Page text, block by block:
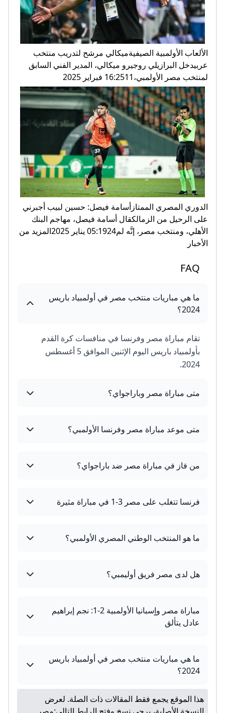
الألعاب الأولمبية الصيفيةميكالي مرشح لتدريب منتخب
عربيدخل البرازيلي روجيرو ميكالي، المدير الفني السابق
لمنتخب مصر الأولمبي،16:2511 فبراير 2025
الدوري المصري الممتازأسامة فيصل: حسين لبيب أجبرني
على الرحيل من الزمالكقال أسامة فيصل، مهاجم البنك
الأهلي، ومنتخب مصر، إنَّه لم05:1924 يناير 2025المزيد من
الأخبار
FAQ
ما هي مباريات منتخب مصر في أولمبياد باريس
2024؟
تقام مباراة مصر وفرنسا في منافسات كرة القدم
بأولمبياد باريس اليوم الإثنين الموافق 5 أغسطس
2024.
متى مباراة مصر وباراجواي؟
متى موعد مباراة مصر وفرنسا الأولمبي؟
من فاز في مباراة مصر ضد باراجواي؟
فرنسا تتغلب على مصر 3-1 في مباراة مثيرة
ما هو المنتخب الوطني المصري الأولمبي؟
هل لدى مصر فريق أوليمبي؟
مباراة مصر واٍسبانيا الأولمبية 2-1: نجم إبراهيم
عادل يتألق
ما هي مباريات منتخب مصر في أولمبياد باريس
2024؟
هذا الموقع يجمع فقط المقالات ذات الصلة. لعرض
النسخة الأصلية، يرجى نسخ وفتح الرابط التالي:مصر